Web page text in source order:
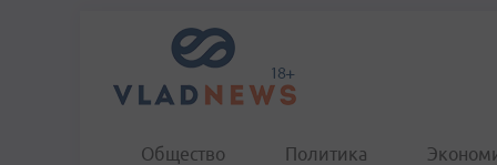
Общество Политика